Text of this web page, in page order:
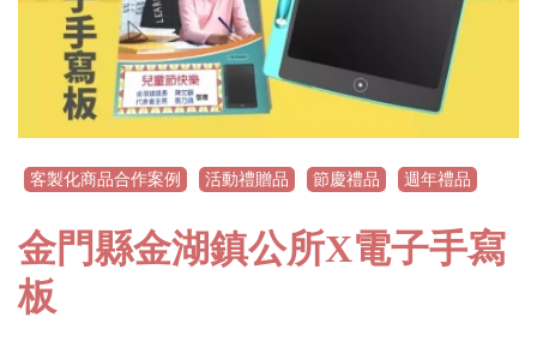
客製化商品合作案例 活動禮贈品 節慶禮品 週年禮品
金門縣金湖鎮公所X電子手寫
板